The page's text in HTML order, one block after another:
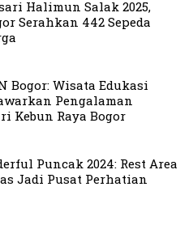
Halimun Salak 2025,
Serahkan 442 Sepeda
Bogor: Wisata Edukasi
Pengalaman
Kebun Raya Bogor
Puncak 2024: Rest Area
Jadi Pusat Perhatian